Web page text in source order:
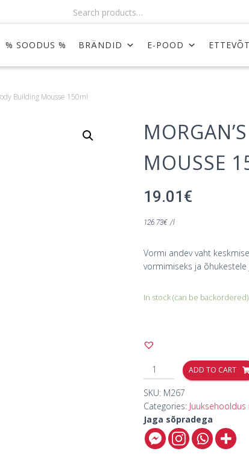
Search products…
% SOODUS % BRÄNDID E-POOD
Building Mousse 150ml
MOUSSE
19.01 €
126.73€ /l
Vormi andev vaht
vormimiseks ja
In stock (can be backordered)
ADD TO CART
SKU: M267
Categories: Juuksehooldus
Jaga sõpradega